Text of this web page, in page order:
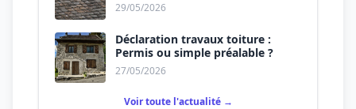
29/05/2026
Déclaration travaux toiture :
Permis ou simple préalable ?
27/05/2026
Voir toute l'actualité →